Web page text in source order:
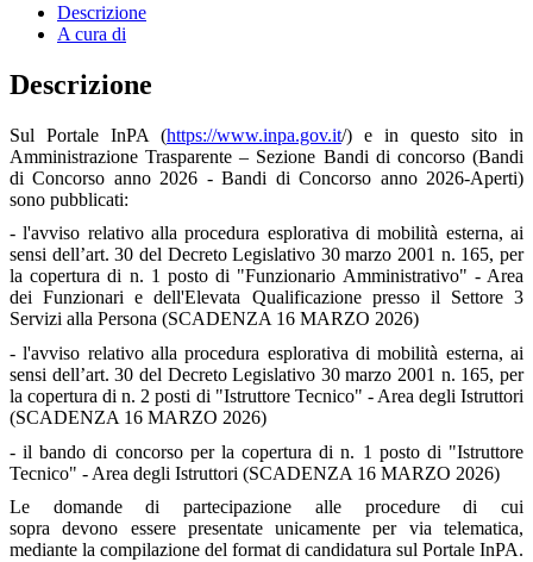
Descrizione
A cura di
Descrizione
Sul Portale InPA (https://www.inpa.gov.it/) e in questo sito in
Amministrazione Trasparente – Sezione Bandi di concorso (Bandi
di Concorso anno 2026 - Bandi di Concorso anno 2026-Aperti)
sono pubblicati:
- l'avviso relativo alla procedura esplorativa di mobilità esterna, ai
sensi dell’art. 30 del Decreto Legislativo 30 marzo 2001 n. 165, per
la copertura di n. 1 posto di "Funzionario Amministrativo" - Area
dei Funzionari e dell'Elevata Qualificazione presso il Settore 3
Servizi alla Persona (SCADENZA 16 MARZO 2026)
- l'avviso relativo alla procedura esplorativa di mobilità esterna, ai
sensi dell’art. 30 del Decreto Legislativo 30 marzo 2001 n. 165, per
la copertura di n. 2 posti di "Istruttore Tecnico" - Area degli Istruttori
(SCADENZA 16 MARZO 2026)
- il bando di concorso per la copertura di n. 1 posto di "Istruttore
Tecnico" - Area degli Istruttori (SCADENZA 16 MARZO 2026)
Le domande di partecipazione alle procedure di cui
sopra devono essere presentate unicamente per via telematica,
mediante la compilazione del format di candidatura sul Portale InPA.